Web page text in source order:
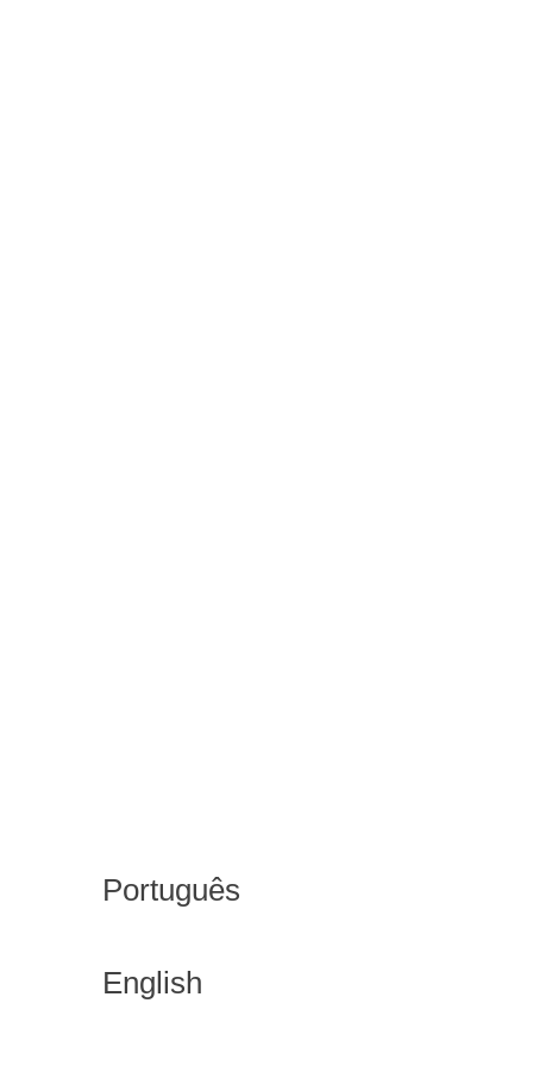
Português
English